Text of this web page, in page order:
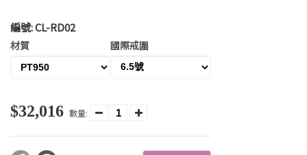
編號:CL-RD02
材質 國際戒圍
$32,016 數量: